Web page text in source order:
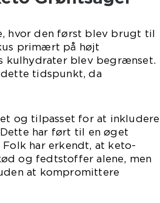
hvor den først blev brugt til
primært på højt
kulhydrater blev begrænset.
tidspunkt, da
og tilpasset for at inkludere
har ført til en øget
har erkendt, at keto-
og fedtstoffer alene, men
at kompromittere